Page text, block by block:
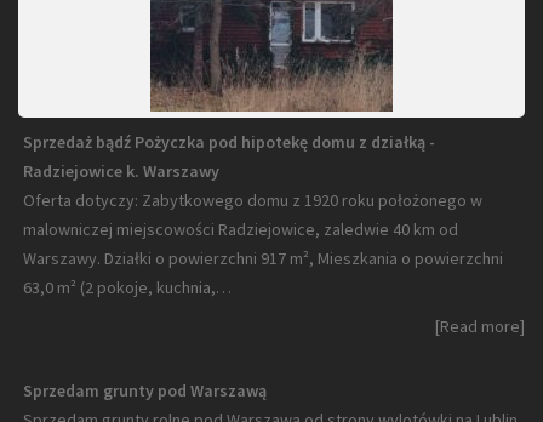
Sprzedaż bądź Pożyczka pod hipotekę domu z działką -
Radziejowice k. Warszawy
Oferta dotyczy: Zabytkowego domu z 1920 roku położonego w
malowniczej miejscowości Radziejowice, zaledwie 40 km od
Warszawy. Działki o powierzchni 917 m², Mieszkania o powierzchni
63,0 m² (2 pokoje, kuchnia,…
[Read more]
Sprzedam grunty pod Warszawą